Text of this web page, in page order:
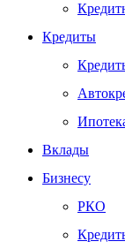
Кредиты
Вклады
Бизнесу
РКО